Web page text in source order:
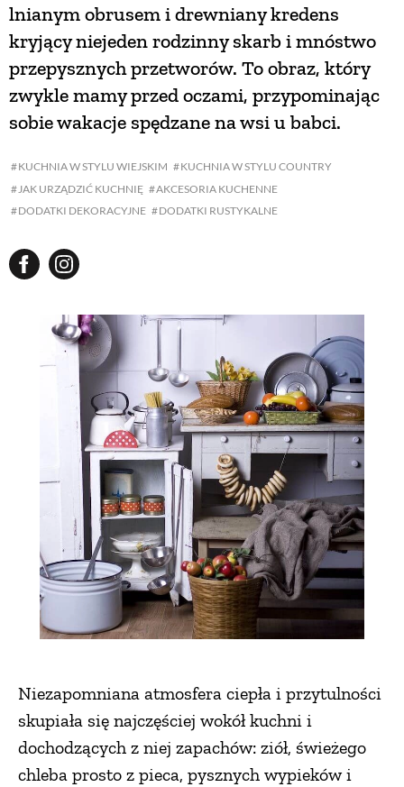
KUCHNIA W STYLU WIEJSKIM
KUCHNIA W STYLU COUNTRY
JAK URZĄDZIĆ KUCHNIĘ
AKCESORIA KUCHENNE
DODATKI DEKORACYJNE
DODATKI RUSTYKALNE
lnianym obrusem i drewniany kredens
kryjący niejeden rodzinny skarb i mnóstwo
przepysznych przetworów. To obraz, który
zwykle mamy przed oczami, przypominając
sobie wakacje spędzane na wsi u babci.
Niezapomniana atmosfera ciepła i przytulności
skupiała się najczęściej wokół kuchni i
dochodzących z niej zapachów: ziół, świeżego
chleba prosto z pieca, pysznych wypieków i
PROJEKTOWANIE OGRODU
NATURALNIE
NATURALNA APTECZKA
PRZYRODA
ZWIERZĘTA DOMOWE
ZWIERZĘTA W NATURZE
GRZYBY
KRAJOBRAZ
RZEMIOSŁO
ZWYCZAJE